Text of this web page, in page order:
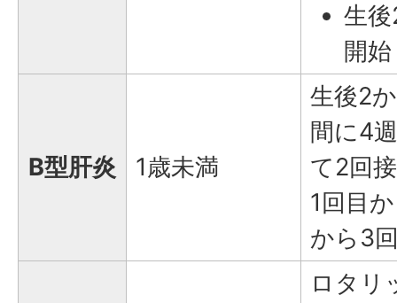
生
開
B型肝炎 1歳未満
生後2
間に4
て2回
1回目
から3
ロタリ